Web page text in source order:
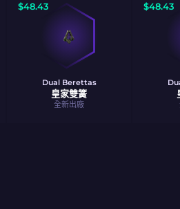
$48.43
Dual Berettas
皇家雙簧
全新出廠
$48.43